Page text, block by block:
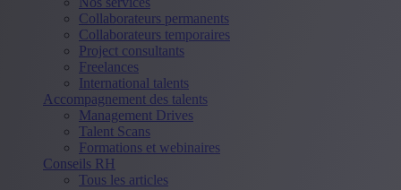
Collaborateurs permanents
Collaborateurs temporaires
Project consultants
Freelances
International talents
Accompagnement des talents
Management Drives
Talent Scans
Formations et webinaires
Conseils RH
Tous les articles